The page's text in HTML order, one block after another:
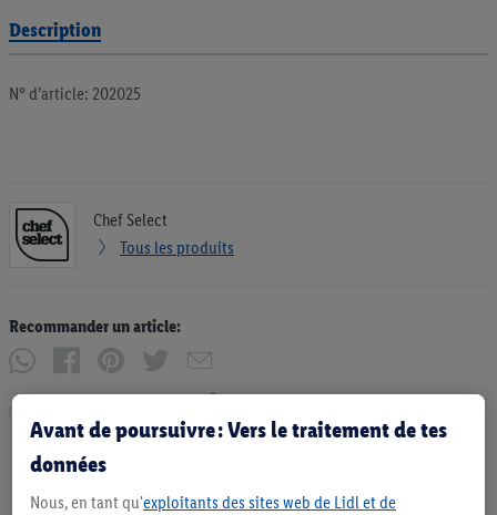
Description
N° d’article: 202025
Chef Select
Tous les produits
Recommander un article:
Avant de poursuivre : Vers le traitement de tes
données
Nous, en tant qu'exploitants des sites web de Lidl et de